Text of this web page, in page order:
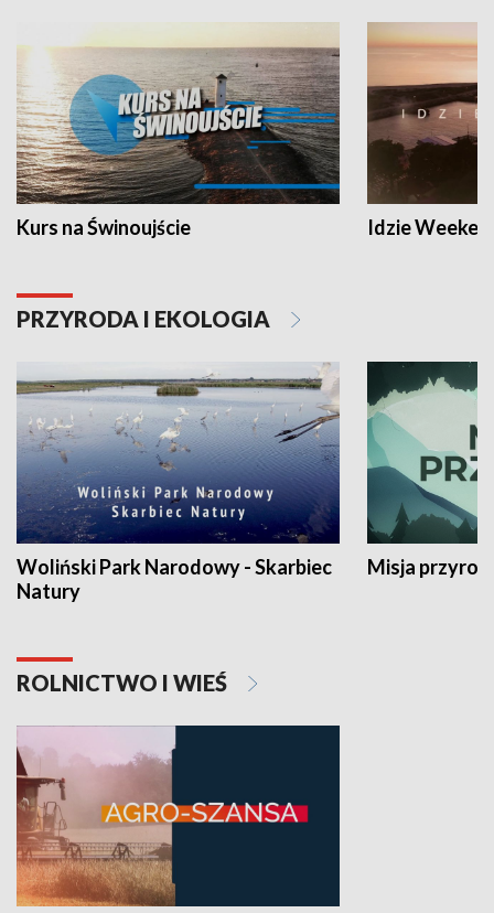
Kurs na Świnoujście Idzie
PRZYRODA I EKOLOGIA
Woliński Park Narodowy - Skarbiec
Natury
Misja
ROLNICTWO I WIEŚ